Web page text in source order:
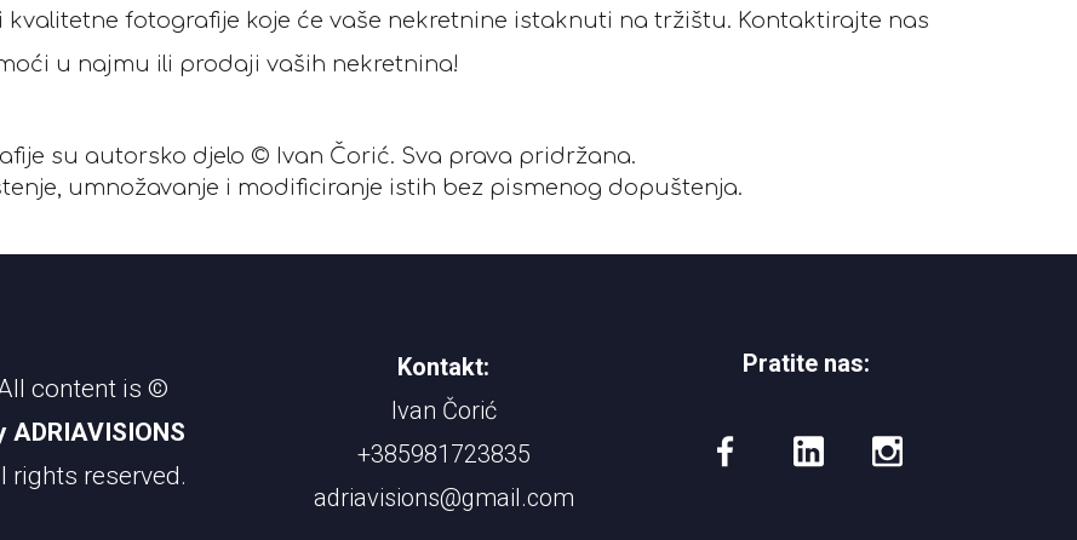
fotografije koje će vaše nekretnine istaknuti na tržištu. Kontaktirajte nas
u najmu ili prodaji vaših nekretnina!
su autorsko djelo © Ivan Čorić. Sva prava pridržana.
umnožavanje i modificiranje istih bez pismenog dopuštenja.
content is ©
ADRIAVISIONS
rights reserved.
Kontakt:
Ivan Čorić
+385981723835
adriavisions@gmail.com
Pratite nas: